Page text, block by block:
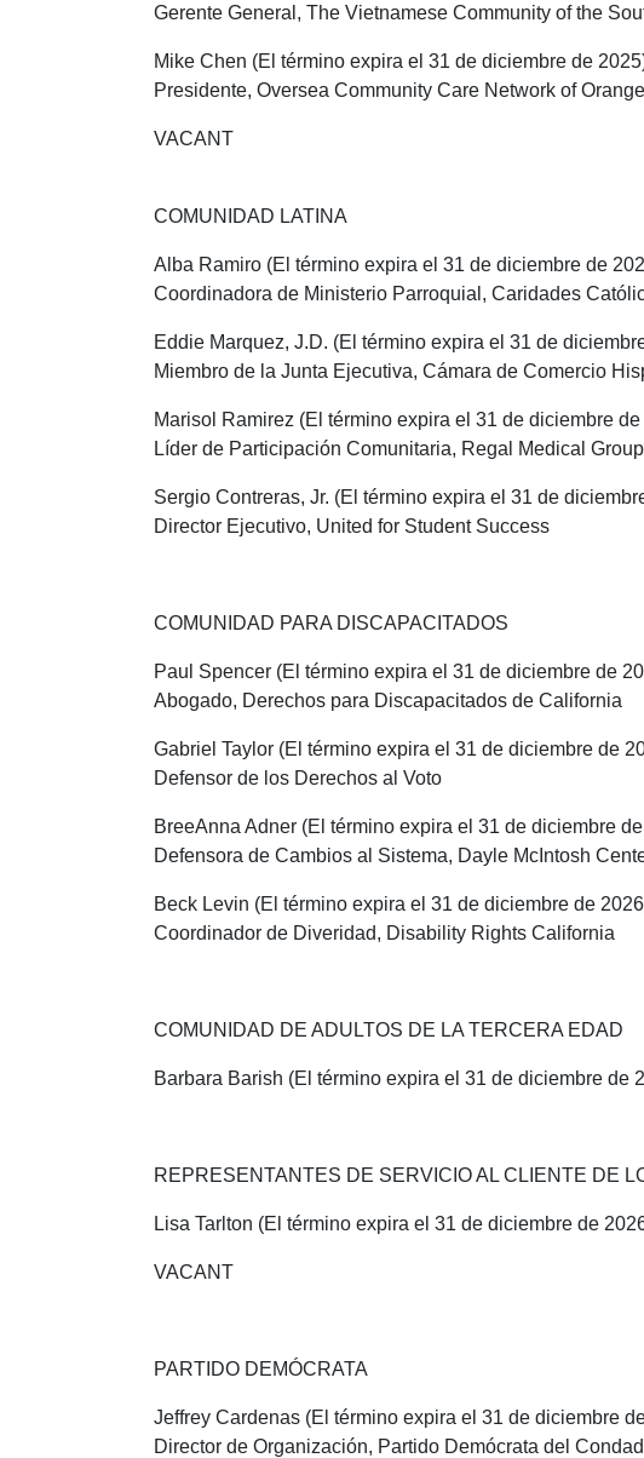
Gerente General, The Vietnamese Community of the
Mike Chen (El término expira el 31 de diciembre de
Presidente, Oversea Community Care Network of
VACANT
COMUNIDAD LATINA
Alba Ramiro (El término expira el 31 de diciembre de
Coordinadora de Ministerio Parroquial, Caridades
Eddie Marquez, J.D. (El término expira el 31 de
Miembro de la Junta Ejecutiva, Cámara de Comercio
Marisol Ramirez (El término expira el 31 de diciembre
Líder de Participación Comunitaria, Regal Medical Group
Sergio Contreras, Jr. (El término expira el 31 de
Director Ejecutivo, United for Student Success
COMUNIDAD PARA DISCAPACITADOS
Paul Spencer (El término expira el 31 de diciembre de
Abogado, Derechos para Discapacitados de California
Gabriel Taylor (El término expira el 31 de diciembre de
Defensor de los Derechos al Voto
BreeAnna Adner (El término expira el 31 de diciembre
Defensora de Cambios al Sistema, Dayle McIntosh
Beck Levin (El término expira el 31 de diciembre de
Coordinador de Diveridad, Disability Rights California
COMUNIDAD DE ADULTOS DE LA TERCERA EDAD
Barbara Barish (El término expira el 31 de diciembre de
REPRESENTANTES DE SERVICIO AL CLIENTE DE
Lisa Tarlton (El término expira el 31 de diciembre de
VACANT
PARTIDO DEMÓCRATA
Jeffrey Cardenas (El término expira el 31 de diciembre
Director de Organización, Partido Demócrata del